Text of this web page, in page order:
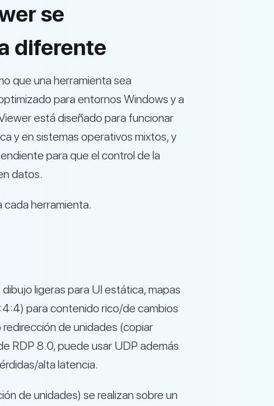
se
diferente
que una herramienta sea
para entornos Windows y a
está diseñado para funcionar
y en sistemas operativos mixtos, y
para que el control de la
datos.
cada herramienta.
ligeras para UI estática, mapas
para contenido rico/de cambios
de unidades (copiar
RDP 8.0, puede usar UDP además
alta latencia.
de unidades) se realizan sobre un